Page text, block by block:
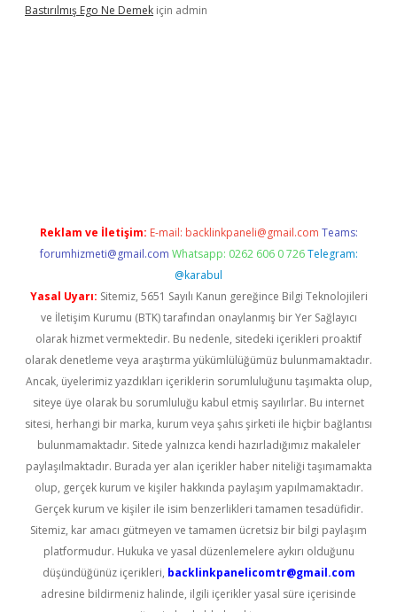
Bastırılmış Ego Ne Demek için admin
Reklam ve İletişim: E-mail: backlinkpaneli@gmail.com Teams:
forumhizmeti@gmail.com Whatsapp: 0262 606 0 726 Telegram:
@karabul
Yasal Uyarı: Sitemiz, 5651 Sayılı Kanun gereğince Bilgi Teknolojileri
ve İletişim Kurumu (BTK) tarafından onaylanmış bir Yer Sağlayıcı
olarak hizmet vermektedir. Bu nedenle, sitedeki içerikleri proaktif
olarak denetleme veya araştırma yükümlülüğümüz bulunmamaktadır.
Ancak, üyelerimiz yazdıkları içeriklerin sorumluluğunu taşımakta olup,
siteye üye olarak bu sorumluluğu kabul etmiş sayılırlar. Bu internet
sitesi, herhangi bir marka, kurum veya şahıs şirketi ile hiçbir bağlantısı
bulunmamaktadır. Sitede yalnızca kendi hazırladığımız makaleler
paylaşılmaktadır. Burada yer alan içerikler haber niteliği taşımamakta
olup, gerçek kurum ve kişiler hakkında paylaşım yapılmamaktadır.
Gerçek kurum ve kişiler ile isim benzerlikleri tamamen tesadüfidir.
Sitemiz, kar amacı gütmeyen ve tamamen ücretsiz bir bilgi paylaşım
platformudur. Hukuka ve yasal düzenlemelere aykırı olduğunu
düşündüğünüz içerikleri, backlinkpanelicomtr@gmail.com
adresine bildirmeniz halinde, ilgili içerikler yasal süre içerisinde